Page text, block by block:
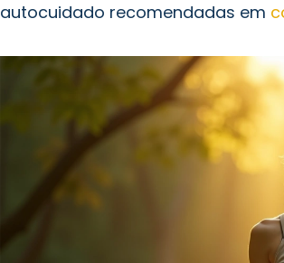
autocuidado recomendadas em